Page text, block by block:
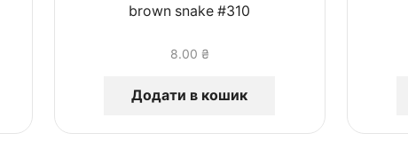
brown snake #310
8.00 ₴
Додати в кошик